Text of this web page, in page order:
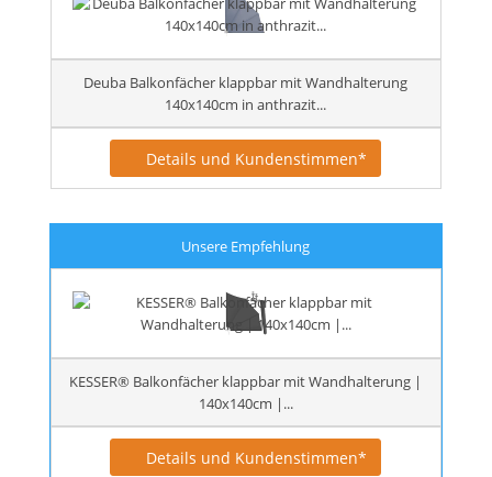
Deuba Balkonfächer klappbar mit Wandhalterung
140x140cm in anthrazit...
Details und Kundenstimmen*
Unsere Empfehlung
KESSER® Balkonfächer klappbar mit Wandhalterung |
140x140cm |...
Details und Kundenstimmen*